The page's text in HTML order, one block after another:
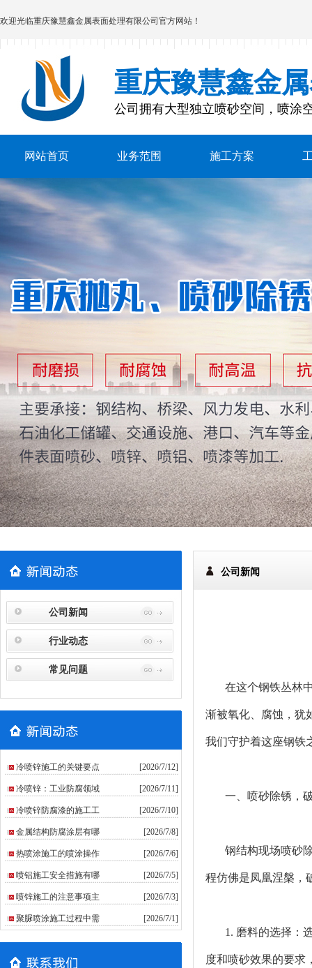
欢迎光临重庆豫慧鑫金属表面处理有限公司 官方网站！
重庆豫慧鑫金
公司拥有大型独立喷砂空间，喷涂
网站首页 业务范围 施工方案
公司新闻
行业动态
常见问题
冷喷锌施工的关键要点 [2026/7/12]
冷喷锌：工业防腐领域 [2026/7/11]
冷喷锌防腐漆的施工工 [2026/7/10]
金属结构防腐涂层有哪 [2026/7/8]
热喷涂施工的喷涂操作 [2026/7/6]
喷铝施工安全措施有哪 [2026/7/5]
喷锌施工的注意事项主 [2026/7/3]
聚脲喷涂施工过程中需 [2026/7/1]
公司新闻
在这个钢铁丛林中
渐被氧化、腐蚀，犹
我们守护着这座钢铁
一、喷砂除锈，
钢结构现场喷砂
程仿佛是凤凰涅槃，
1. 磨料的选择：
度和喷砂效果的要求